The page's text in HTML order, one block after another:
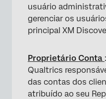
usuário
gerenciar os
principal XM
Proprietário Conta
Qualtrics
das contas dos
atribuído ao seu